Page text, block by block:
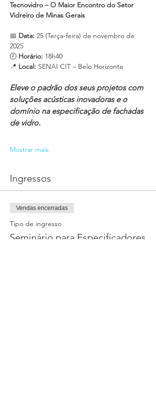
Tecnovidro – O Maior Encontro do Setor
Vidreiro de Minas Gerais
📅 Data: 25 (Terça-feira) de novembro de
2025
🕗 Horário: 18h40
📍 Local: SENAI CIT – Belo Horizonte
Eleve o padrão dos seus projetos com
soluções acústicas inovadoras e o
domínio na especificação de fachadas
de vidro.
Mostrar mais
Ingressos
Vendas encerradas
Tipo de ingresso
Seminário para Especificadores